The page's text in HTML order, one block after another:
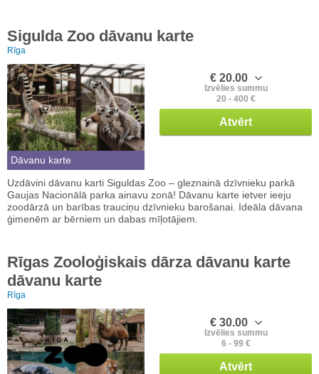
Sigulda Zoo dāvanu karte
Rīga
Dāvanu karte
€ 20.00
Izvēlies summu
20 - 400 €
Atvērt
Uzdāvini dāvanu karti Siguldas Zoo – gleznainā dzīvnieku parkā
Gaujas Nacionālā parka ainavu zonā! Dāvanu karte ietver ieeju
zoodārzā un barības trauciņu dzīvnieku barošanai. Ideāla dāvana
ģimenēm ar bērniem un dabas mīļotājiem.
Rīgas Zooloģiskais dārza dāvanu karte
dāvanu karte
Rīga
€ 30.00
Izvēlies summu
6 - 99 €
Atvērt